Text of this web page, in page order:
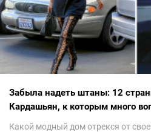
Забыла надеть штаны: 12
Кардашьян, к которым много
Какой модный дом отрекся от